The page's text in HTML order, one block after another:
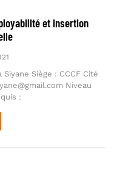
et insertion
Siège : CCCF Cité
Niveau
: